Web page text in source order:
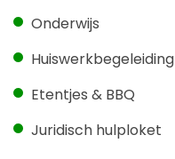
Onderwijs
Huiswerkbegeleiding
Etentjes & BBQ
Juridisch hulploket